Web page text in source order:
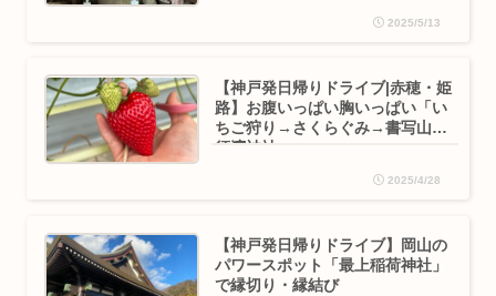
2025/5/13
【神戸発日帰りドライブ|赤穂・姫
路】お腹いっぱい胸いっぱい「い
ちご狩り→さくらぐみ→書写山→
須濱神社」
2025/4/28
【神戸発日帰りドライブ】岡山の
パワースポット「最上稲荷神社」
で縁切り・縁結び